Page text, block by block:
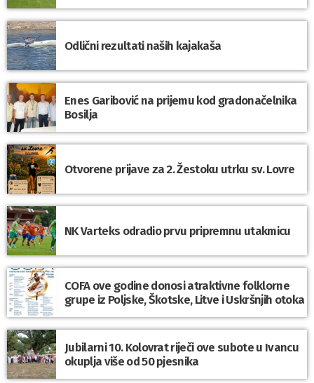
Odlični rezultati naših kajakaša
Enes Garibović na prijemu kod gradonačelnika
Bosilja
Otvorene prijave za 2. Žestoku utrku sv. Lovre
NK Varteks odradio prvu pripremnu utakmicu
COFA ove godine donosi atraktivne folklorne
grupe iz Poljske, Škotske, Litve i Uskršnjih otoka
Jubilarni 10. Kolovrat riječi ove subote u Ivancu
okuplja više od 50 pjesnika